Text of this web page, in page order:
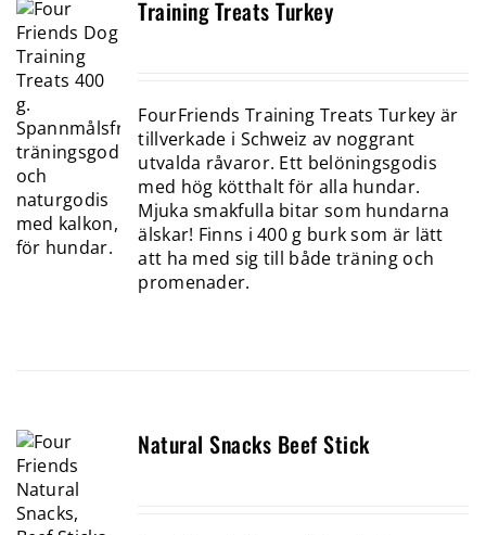
Training Treats Turkey
FourFriends Training Treats Turkey är
tillverkade i Schweiz av noggrant
utvalda råvaror. Ett belöningsgodis
med hög kötthalt för alla hundar.
Mjuka smakfulla bitar som hundarna
älskar! Finns i 400 g burk som är lätt
att ha med sig till både träning och
promenader.
Natural Snacks Beef Stick